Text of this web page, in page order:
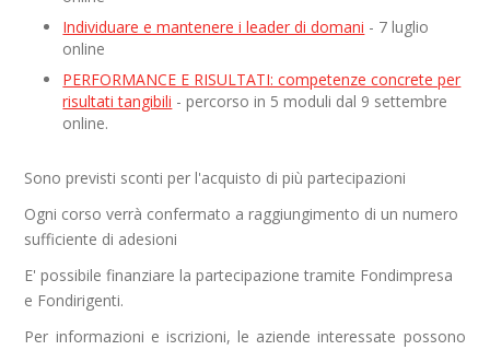
Individuare e mantenere i leader di domani - 7 luglio
online
PERFORMANCE E RISULTATI: competenze concrete per
risultati tangibili - percorso in 5 moduli dal 9 settembre
online.
Sono previsti sconti per l'acquisto di più partecipazioni
Ogni corso verrà confermato a raggiungimento di un numero
sufficiente di adesioni
E' possibile finanziare la partecipazione tramite Fondimpresa
e Fondirigenti.
Per informazioni e iscrizioni, le aziende interessate possono